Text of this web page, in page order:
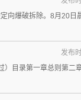
向爆破拆除。8月20日
目录第一章总则第二
发布